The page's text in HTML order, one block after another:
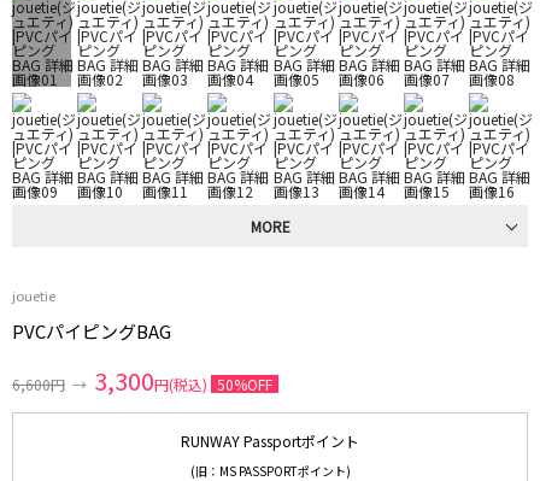
MORE
jouetie
PVCパイピングBAG
6,600円 → 3,300円(税込) 50%OFF
RUNWAY Passportポイント
(旧：MS PASSPORTポイント)